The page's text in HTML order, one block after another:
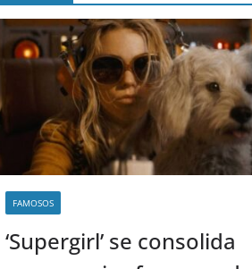
FAMOSOS
‘Supergirl’ se consolida